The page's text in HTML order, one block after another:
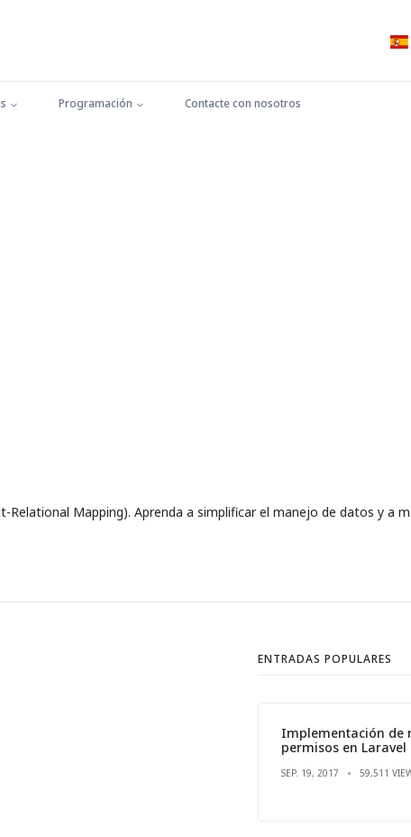
Programación Contacte con nosotros
Mapping). Aprenda a simplificar el manejo de datos y a
ENTRADAS POPULARES
Implementación de
permisos en Laravel
SEP. 19, 2017 59,511